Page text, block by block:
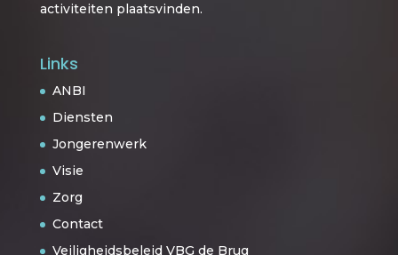
activiteiten plaatsvinden.
Links
ANBI
Diensten
Jongerenwerk
Visie
Zorg
Contact
Veiligheidsbeleid VBG de Brug